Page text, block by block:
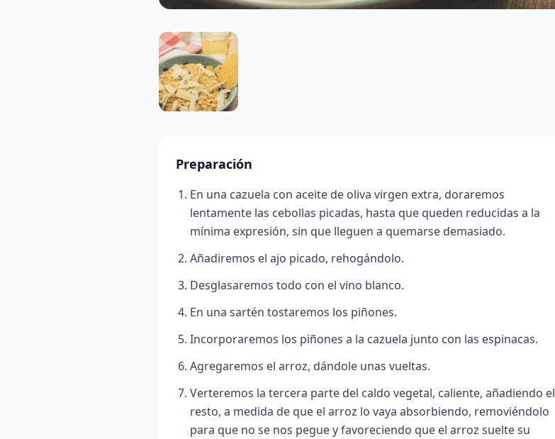
Preparación
En una cazuela con aceite de oliva virgen extra, doraremos
lentamente las cebollas picadas, hasta que queden reducidas a la
mínima expresión, sin que lleguen a quemarse demasiado.
Añadiremos el ajo picado, rehogándolo.
Desglasaremos todo con el vino blanco.
En una sartén tostaremos los piñones.
Incorporaremos los piñones a la cazuela junto con las espinacas.
Agregaremos el arroz, dándole unas vueltas.
Verteremos la tercera parte del caldo vegetal, caliente, añadiendo el
resto, a medida de que el arroz lo vaya absorbiendo, removiéndolo
para que no se nos pegue y favoreciendo que el arroz suelte su